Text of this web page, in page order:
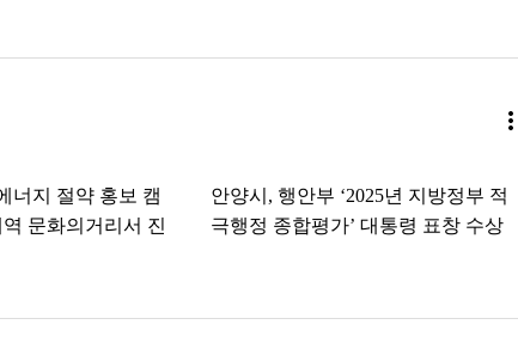
more_vert
너지 절약 홍보 캠
문화의거리서 진
안양시, 행안부 ‘2025년 지방정부 적
극행정 종합평가’ 대통령 표창 수상